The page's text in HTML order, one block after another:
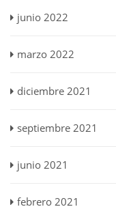
junio 2022
marzo 2022
diciembre 2021
septiembre 2021
junio 2021
febrero 2021